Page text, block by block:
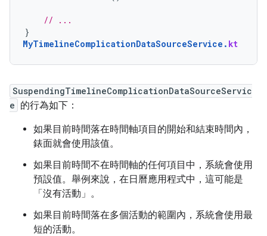
// ...
}
MyTimelineComplicationDataSourceService . kt
SuspendingTimelineComplicationDataSourceServic
e 的行為如下：
如果目前時間落在時間軸項目的開始和結束時間內，
錶面就會使用該值。
如果目前時間不在時間軸的任何項目中，系統會使用
預設值。舉例來說，在日曆應用程式中，這可能是
「沒有活動」。
如果目前時間落在多個活動的範圍內，系統會使用最
短的活動。